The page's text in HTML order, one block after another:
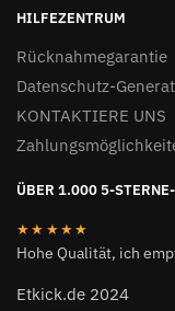
HILFEZENTRUM
Rücknahmegarantie
Datenschutz-
KONTAKTIERE UNS
ÜBER 1.000 5-
★★★★★
Hohe Qualität, ich
Etkick.de 2024